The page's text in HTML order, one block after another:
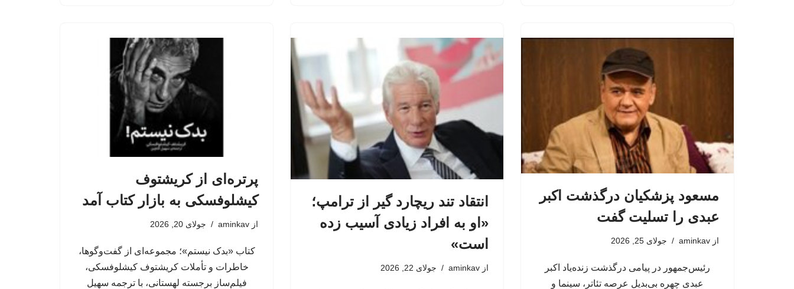
مسعود پزشکیان درگذشت اکبر
عبدی را تسلیت گفت
از aminkav جولای 25, 2026
رئیس‌جمهور در پیامی درگذشت زنده‌یاد اکبر
عبدی چهره بی‌بدیل عرصه تئاتر، سینما و
انتقاد تند ریچارد گیر از ترامپ؛
«او به افراد زیادی آسیب زده
است»
از aminkav جولای 22, 2026
پرتره‌ای از کریشتوف
کیشلوفسکی به بازار کتاب آمد
از aminkav جولای 20, 2026
کتاب «بدک نیستم»؛ مجموعه‌ای از گفت‌وگوها،
خاطرات و تأملات کریشتوف کیشلوفسکی،
فیلم‌ساز برجسته لهستانی، با ترجمه سهیل